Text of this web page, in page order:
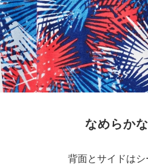
なめらか
背面とサイドはシ